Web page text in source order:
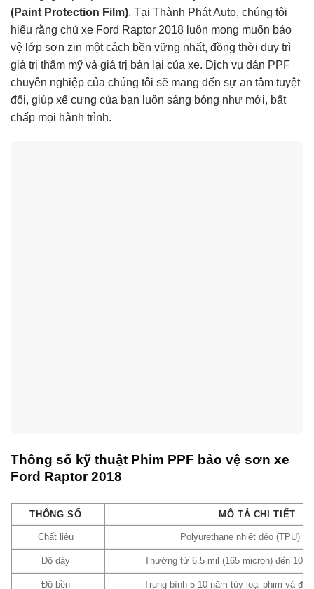
(Paint Protection Film). Tại Thành Phát Auto, chúng tôi
hiểu rằng chủ xe Ford Raptor 2018 luôn mong muốn bảo
vệ lớp sơn zin một cách bền vững nhất, đồng thời duy trì
giá trị thẩm mỹ và giá trị bán lại của xe. Dịch vụ dán PPF
chuyên nghiệp của chúng tôi sẽ mang đến sự an tâm tuyệt
đối, giúp xế cưng của bạn luôn sáng bóng như mới, bất
chấp mọi hành trình.
Thông số kỹ thuật Phim PPF bảo vệ sơn xe
Ford Raptor 2018
THÔNG SỐ MÔ TẢ CHI TIẾT
Chất liệu Polyurethane nhiệt dẻo (TPU)
Độ dày Thường từ 6.5 mil (165 micron) đến 10
Độ bền Trung bình 5-10 năm tùy loại phim và